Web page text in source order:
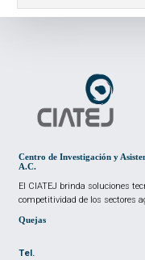
Centro de Investigación y
A.C.
El CIATEJ brinda soluciones
competitividad de los sectores
Quejas
Tel.